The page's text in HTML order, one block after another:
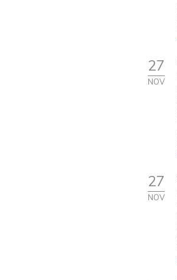
27
NOV
27
NOV